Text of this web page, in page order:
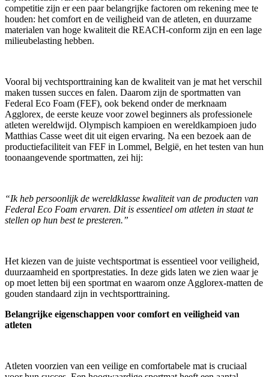
competitie zijn er een paar belangrijke factoren om rekening mee te
houden: het comfort en de veiligheid van de atleten, en duurzame
materialen van hoge kwaliteit die REACH-conform zijn en een lage
milieubelasting hebben.
Vooral bij vechtsporttraining kan de kwaliteit van je mat het verschil
maken tussen succes en falen. Daarom zijn de sportmatten van
Federal Eco Foam (FEF), ook bekend onder de merknaam
Agglorex, de eerste keuze voor zowel beginners als professionele
atleten wereldwijd. Olympisch kampioen en wereldkampioen judo
Matthias Casse weet dit uit eigen ervaring. Na een bezoek aan de
productiefaciliteit van FEF in Lommel, België, en het testen van hun
toonaangevende sportmatten, zei hij:
“Ik heb persoonlijk de wereldklasse kwaliteit van de producten van
Federal Eco Foam ervaren. Dit is essentieel om atleten in staat te
stellen op hun best te presteren.”
Het kiezen van de juiste vechtsportmat is essentieel voor veiligheid,
duurzaamheid en sportprestaties. In deze gids laten we zien waar je
op moet letten bij een sportmat en waarom onze Agglorex-matten de
gouden standaard zijn in vechtsporttraining.
Belangrijke eigenschappen voor comfort en veiligheid van
atleten
Atleten voorzien van een veilige en comfortabele mat is cruciaal